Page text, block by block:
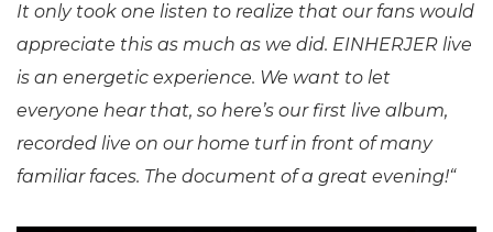
It only took one listen to realize that our fans would
appreciate this as much as we did. EINHERJER live
is an energetic experience. We want to let
everyone hear that, so here’s our first live album,
recorded live on our home turf in front of many
familiar faces. The document of a great evening!“